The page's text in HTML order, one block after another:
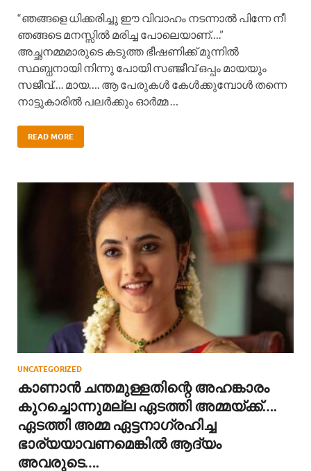
“ഞങ്ങളെ ധിക്കരിച്ചു ഈ വിവാഹം നടന്നാൽ പിന്നേ നീ
ഞങ്ങടെ മനസ്സിൽ മരിച്ച പോലെയാണ്….”
അച്ഛനമ്മമാരുടെ കടുത്ത ഭീഷണിക്ക് മുന്നിൽ
സ്ഥബ്ധനായി നിന്നു പോയി സഞ്ജീവ് ഒപ്പം മായയും
സജീവ്…. മായ…. ആ പേരുകൾ കേൾക്കുമ്പോൾ തന്നെ
നാട്ടുകാരിൽ പലർക്കും ഓർമ്മ …
READ MORE
UNCATEGORIZED
കാണാൻ ചന്തമുള്ളതിന്റെ അഹങ്കാരം
കുറച്ചൊന്നുമല്ല ഏടത്തി അമ്മയ്ക്ക്….
ഏടത്തി അമ്മ ഏട്ടനാഗ്രഹിച്ച
ഭാര്യയാവണമെങ്കിൽ ആദ്യം
അവരുടെ….